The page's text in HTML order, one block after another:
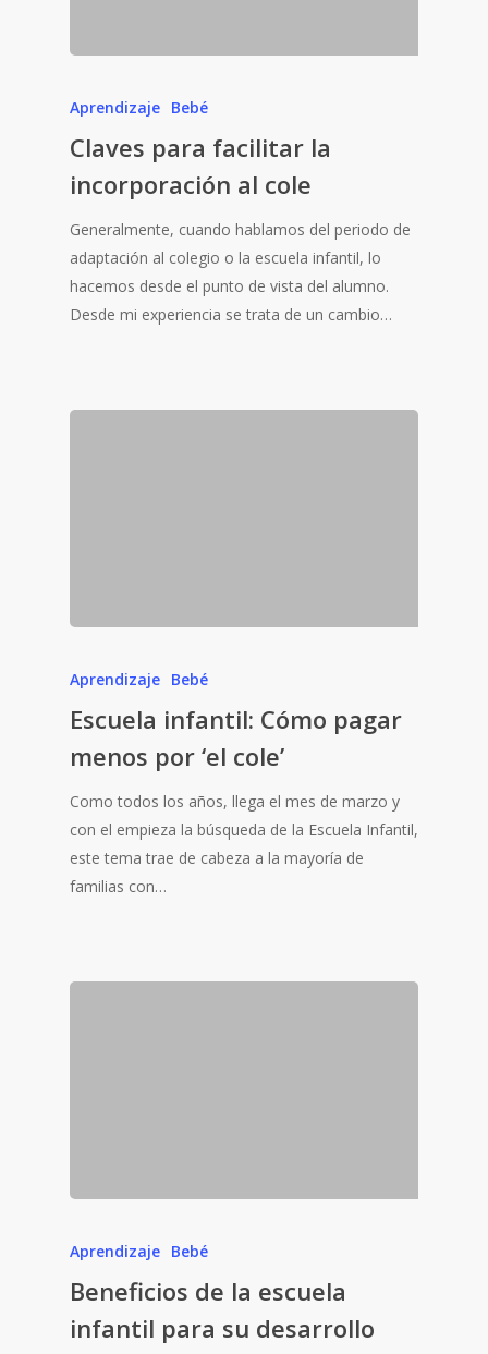
Aprendizaje Bebé
Claves para facilitar la
incorporación al cole
Generalmente, cuando hablamos del periodo de
adaptación al colegio o la escuela infantil, lo
hacemos desde el punto de vista del alumno.
Desde mi experiencia se trata de un cambio…
Aprendizaje Bebé
Escuela infantil: Cómo pagar
menos por ‘el cole’
Como todos los años, llega el mes de marzo y
con el empieza la búsqueda de la Escuela Infantil,
este tema trae de cabeza a la mayoría de
familias con…
Aprendizaje Bebé
Beneficios de la escuela
infantil para su desarrollo